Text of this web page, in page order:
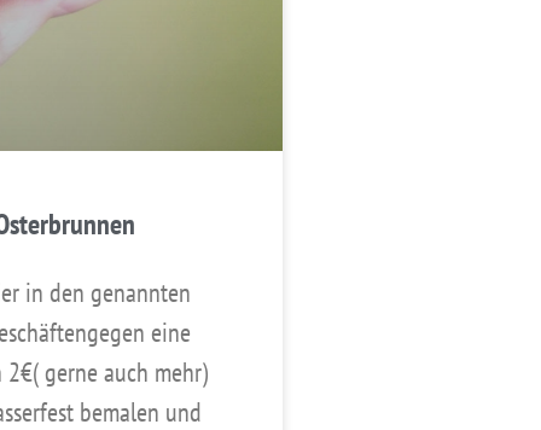
in den genannten
eine
2€( gerne auch mehr)
bemalen und